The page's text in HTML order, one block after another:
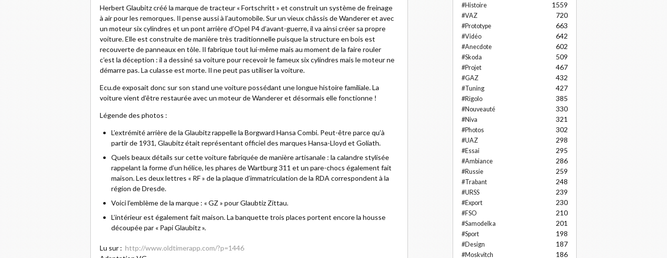
Herbert Glaubitz créé la marque de tracteur « Fortschritt » et construit un système de freinage
à air pour les remorques. Il pense aussi à l’automobile. Sur un vieux châssis de Wanderer et avec
un moteur six cylindres et un pont arrière d’Opel P4 d’avant-guerre, il va ainsi créer sa propre
voiture. Elle est construite de manière très traditionnelle puisque la structure en bois est
recouverte de panneaux en tôle. Il fabrique tout lui-même mais au moment de la faire rouler
c’est la déception : il a dessiné sa voiture pour recevoir le fameux six cylindres mais le moteur ne
démarre pas. La culasse est morte. Il ne peut pas utiliser la voiture.
Ecu.de exposait donc sur son stand une voiture possédant une longue histoire familiale. La
voiture vient d’être restaurée avec un moteur de Wanderer et désormais elle fonctionne !
Légende des photos :
L’extrémité arrière de la Glaubitz rappelle la Borgward Hansa Combi. Peut-être parce qu’à
partir de 1931, Glaubitz était représentant officiel des marques Hansa-Lloyd et Goliath.
Quels beaux détails sur cette voiture fabriquée de manière artisanale : la calandre stylisée
rappelant la forme d’un hélice, les phares de Wartburg 311 et un pare-chocs également fait
maison. Les deux lettres « RF » de la plaque d’immatriculation de la RDA correspondent à la
région de Dresde.
Voici l’emblème de la marque : « GZ » pour Glaubtiz Zittau.
L’intérieur est également fait maison. La banquette trois places portent encore la housse
découpée par « Papi Glaubitz ».
Lu sur : http://www.oldtimerapp.com/?p=1446
#Histoire 1559
#VAZ 720
#Prototype 663
#Vidéo 642
#Anecdote 602
#Skoda 509
#Projet 467
#GAZ 432
#Tuning 427
#Rigolo 385
#Nouveauté 330
#Niva 321
#Photos 302
#UAZ 298
#Essai 295
#Ambiance 286
#Russie 259
#Trabant 248
#URSS 239
#Export 230
#FSO 210
#Samodelka 201
#Sport 198
#Design 187
#Moskvitch 186